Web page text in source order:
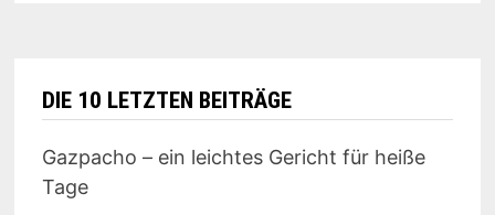
DIE 10 LETZTEN BEITRÄGE
Gazpacho – ein leichtes Gericht für heiße
Tage